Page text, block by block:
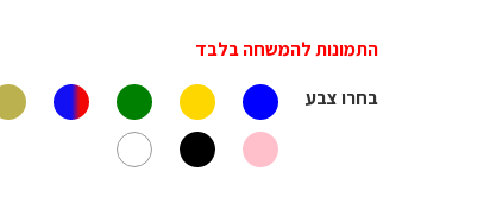
התמונות להמשחה בלבד
בחרו צבע